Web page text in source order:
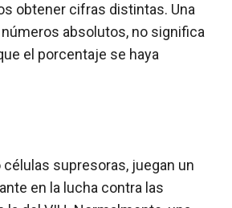
obtener cifras distintas. Una
absolutos, no significa
el porcentaje se haya
células supresoras, juegan un
en la lucha contra las